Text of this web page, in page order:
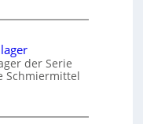
der Serie
Schmiermittel